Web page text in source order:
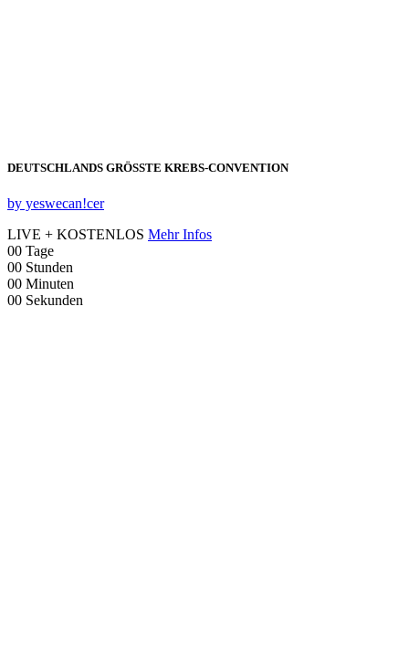
DEUTSCHLANDS GRÖSSTE KREBS‑CONVENTION
by yeswecan!cer
LIVE + KOSTENLOS Mehr Infos
00 Tage
00 Stunden
00 Minuten
00 Sekunden